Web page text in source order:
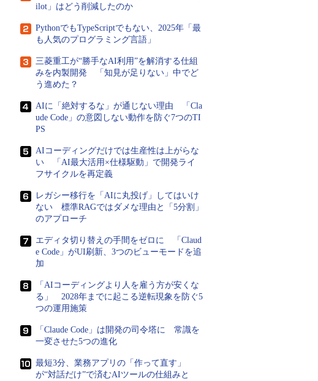
ilot」はどう削減したのか
PythonでもTypeScriptでもない、2025年「最
も人気のプログラミング言語」
三菱重工が“勝手なAI利用”を解消する仕組
みを内製開発 「知見が足りない」中でど
う進めた？
AIに「絶対するな」が通じない理由 「Cla
ude Code」の意図しない動作を防ぐ7つのTI
PS
AIコーディングだけでは生産性は上がらな
い 「AI最大活用×仕様駆動」で開発ライ
フサイクルを再定義
レガシー移行を「AIに丸投げ」してはいけ
ない 標準RAGではダメな理由と「5分割」
のアプローチ
エディタ切り替えの手間をゼロに 「Claud
e Code」がUI刷新、3つのビューモードを追
加
「AIコーディングより人を雇う方が安くな
る」 2028年までに起こる逆転現象を防ぐ5
つの運用施策
「Claude Code」は開発の司令塔に 常識を
一変させた5つの進化
最短3分、業務アプリの「作って直す」
が“対話だけ”で済むAIツールの仕組みと